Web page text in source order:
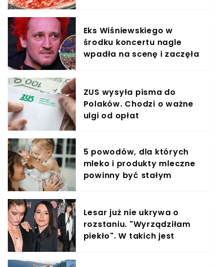
Eks Wiśniewskiego w
środku koncertu nagle
wpadła na scenę i zaczęła
ZUS wysyła pisma do
Polaków. Chodzi o ważne
ulgi od opłat
5 powodów, dla których
mleko i produkty mleczne
powinny być stałym
Lesar już nie ukrywa o
rozstaniu. "Wyrządziłam
piekło". W takich jest